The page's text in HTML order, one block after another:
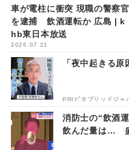
車が電柱に衝突 現職の警察官
を逮捕 飲酒運転か 広島 | k
hb東日本放送
2026.07.21
「夜中起きる
PR(ビタブリッドジャ
消防士の“飲酒
飲んだ量は…